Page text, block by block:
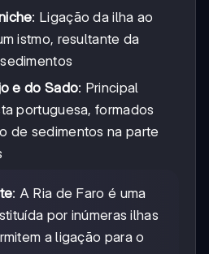
: Ligação da ilha ao
istmo, resultante da
e do Sado: Principal
portuguesa, formados
de sedimentos na parte
: A Ria de Faro é uma
por inúmeras ilhas
a ligação para o